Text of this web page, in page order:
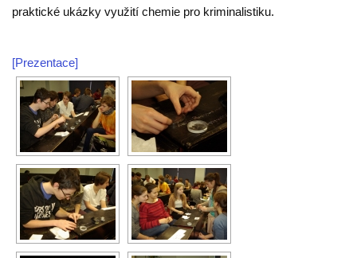
praktické ukázky využití chemie pro kriminalistiku.
[Prezentace]